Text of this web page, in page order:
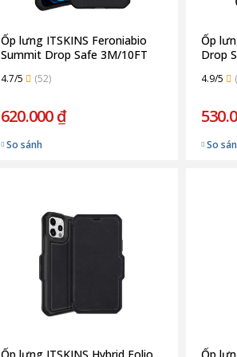
Ốp lưng ITSKINS Feroniabio
Summit Drop Safe 3M/10FT
4.7/5 (52)
620.000 ₫
So sánh
Ốp
Drop
4.9/5
So